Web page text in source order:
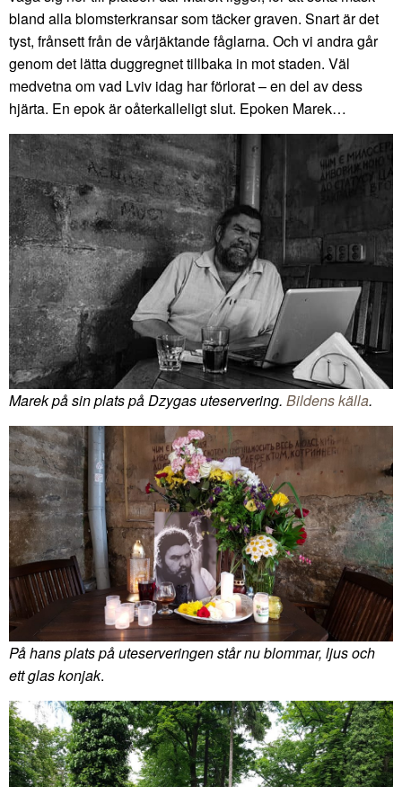
bland alla blomsterkransar som täcker graven. Snart är det
tyst, frånsett från de vårjäktande fåglarna. Och vi andra går
genom det lätta duggregnet tillbaka in mot staden. Väl
medvetna om vad Lviv idag har förlorat – en del av dess
hjärta. En epok är oåterkalleligt slut. Epoken Marek…
Marek på sin plats på Dzygas uteservering. Bildens källa.
På hans plats på uteserveringen står nu blommar, ljus och
ett glas konjak.